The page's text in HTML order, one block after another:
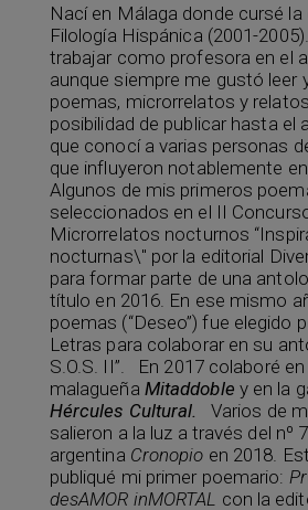
Nací en Málaga donde cursé la
Filología Hispánica (2001-
trabajar como profesora en el
aunque siempre me gustó leer
poemas, microrrelatos y
posibilidad de publicar hasta el
que conocí a varias personas
que influyeron notablemente
Algunos de mis primeros
seleccionados en el II
Microrrelatos nocturnos
nocturnas\" por la editorial
para formar parte de una
título en 2016. En ese mismo
poemas (“Deseo”) fue elegido
Letras para colaborar en su
S.O.S. II”. En 2017 colaboré
malagueña Mitaddoble y en la
Hércules Cultural.
Varios de
salieron a la luz a través del nº
argentina Cronopio en 2018.
publiqué mi primer poemario:
desAMOR inMORTAL con la